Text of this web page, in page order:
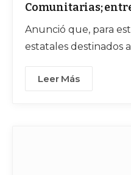
Comunitarias;
para 21 proyectos
Anunció que, para
estatales destinados
enmarcadas en el
Leer Más